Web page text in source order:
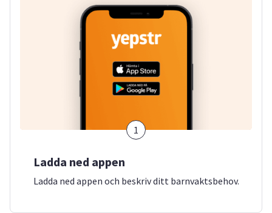
1
Ladda ned appen
Ladda ned appen och beskriv ditt barnvaktsbehov.